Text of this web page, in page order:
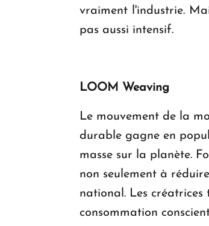
vraiment l'industrie.
pas aussi intensif.
LOOM Weaving
Le mouvement de la
durable gagne en
masse sur la planète.
non seulement à
national. Les créatrices
consommation